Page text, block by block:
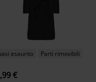
esaurito Parti rimovibili
€